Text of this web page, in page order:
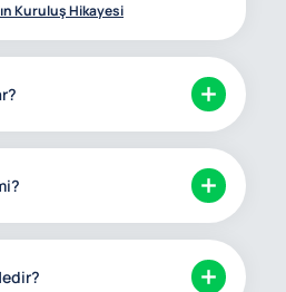
Kuruluş Hikayesi